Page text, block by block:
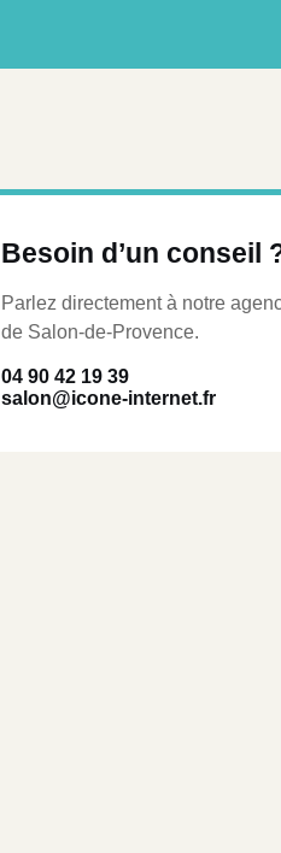
Besoin d’un conseil
Parlez directement à notre
de Salon-de-Provence.
04 90 42 19 39
salon@icone-internet.fr